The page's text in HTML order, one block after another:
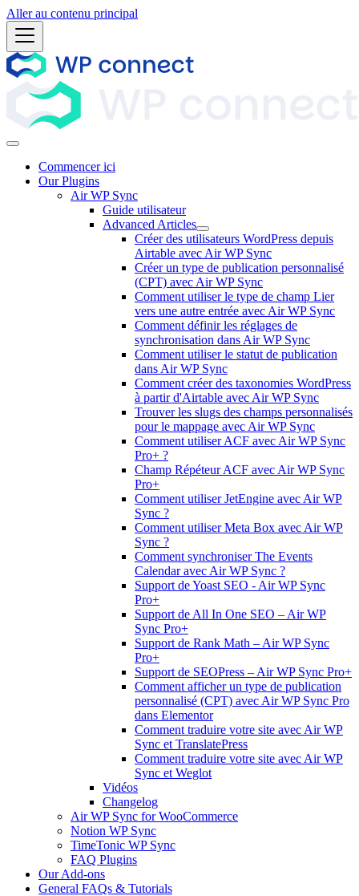
Aller au contenu principal
Commencer ici
Our Plugins
Air WP Sync
Guide utilisateur
Advanced Articles
Créer des utilisateurs WordPress depuis
Airtable avec Air WP Sync
Créer un type de publication personnalisé
(CPT) avec Air WP Sync
Comment utiliser le type de champ Lier
vers une autre entrée avec Air WP Sync
Comment définir les réglages de
synchronisation dans Air WP Sync
Comment utiliser le statut de publication
dans Air WP Sync
Comment créer des taxonomies WordPress
à partir d'Airtable avec Air WP Sync
Trouver les slugs des champs personnalisés
pour le mappage avec Air WP Sync
Comment utiliser ACF avec Air WP Sync
Pro+ ?
Champ Répéteur ACF avec Air WP Sync
Pro+
Comment utiliser JetEngine avec Air WP
Sync ?
Comment utiliser Meta Box avec Air WP
Sync ?
Comment synchroniser The Events
Calendar avec Air WP Sync ?
Support de Yoast SEO - Air WP Sync
Pro+
Support de All In One SEO – Air WP
Sync Pro+
Support de Rank Math – Air WP Sync
Pro+
Support de SEOPress – Air WP Sync Pro+
Comment afficher un type de publication
personnalisé (CPT) avec Air WP Sync Pro
dans Elementor
Comment traduire votre site avec Air WP
Sync et TranslatePress
Comment traduire votre site avec Air WP
Sync et Weglot
Vidéos
Changelog
Air WP Sync for WooCommerce
Notion WP Sync
TimeTonic WP Sync
FAQ Plugins
Our Add-ons
General FAQs & Tutorials